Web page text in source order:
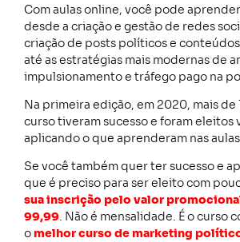
Com aulas online, você pode
desde a criação e gestão de redes
criação de posts políticos e
até as estratégias mais modernas de
impulsionamento e tráfego pago na
Na primeira edição, em 2020, mais de
curso tiveram sucesso e foram eleitos
aplicando o que aprenderam nas
Se você também quer ter sucesso e
que é preciso para ser eleito com
sua inscrição pelo valor
99,99. Não é mensalidade. É o curso
o melhor curso de marketing